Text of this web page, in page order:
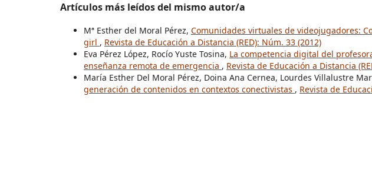
Artículos más leídos del mismo autor/a
Mª Esther del Moral Pérez, Comunidades virtuales de videojugadores:
girl , Revista de Educación a Distancia (RED): Núm. 33 (2012)
Eva Pérez López, Rocío Yuste Tosina, La competencia digital del
enseñanza remota de emergencia , Revista de Educación a Distancia
María Esther Del Moral Pérez, Doina Ana Cernea, Lourdes Villalustre
generación de contenidos en contextos conectivistas , Revista de